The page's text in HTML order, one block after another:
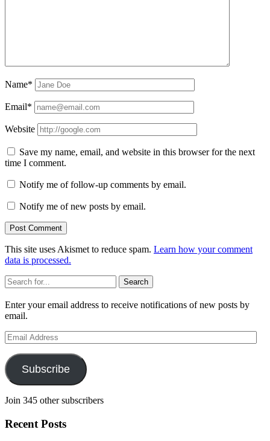
Name*
Email*
Website
Save my name, email, and website in this browser for the next
time I comment.
Notify me of follow-up comments by email.
Notify me of new posts by email.
This site uses Akismet to reduce spam. Learn how your comment
data is processed.
Sidebar
Search
Enter your email address to receive notifications of new posts by
email.
Email
Address
Subscribe
Join 345 other subscribers
Recent Posts